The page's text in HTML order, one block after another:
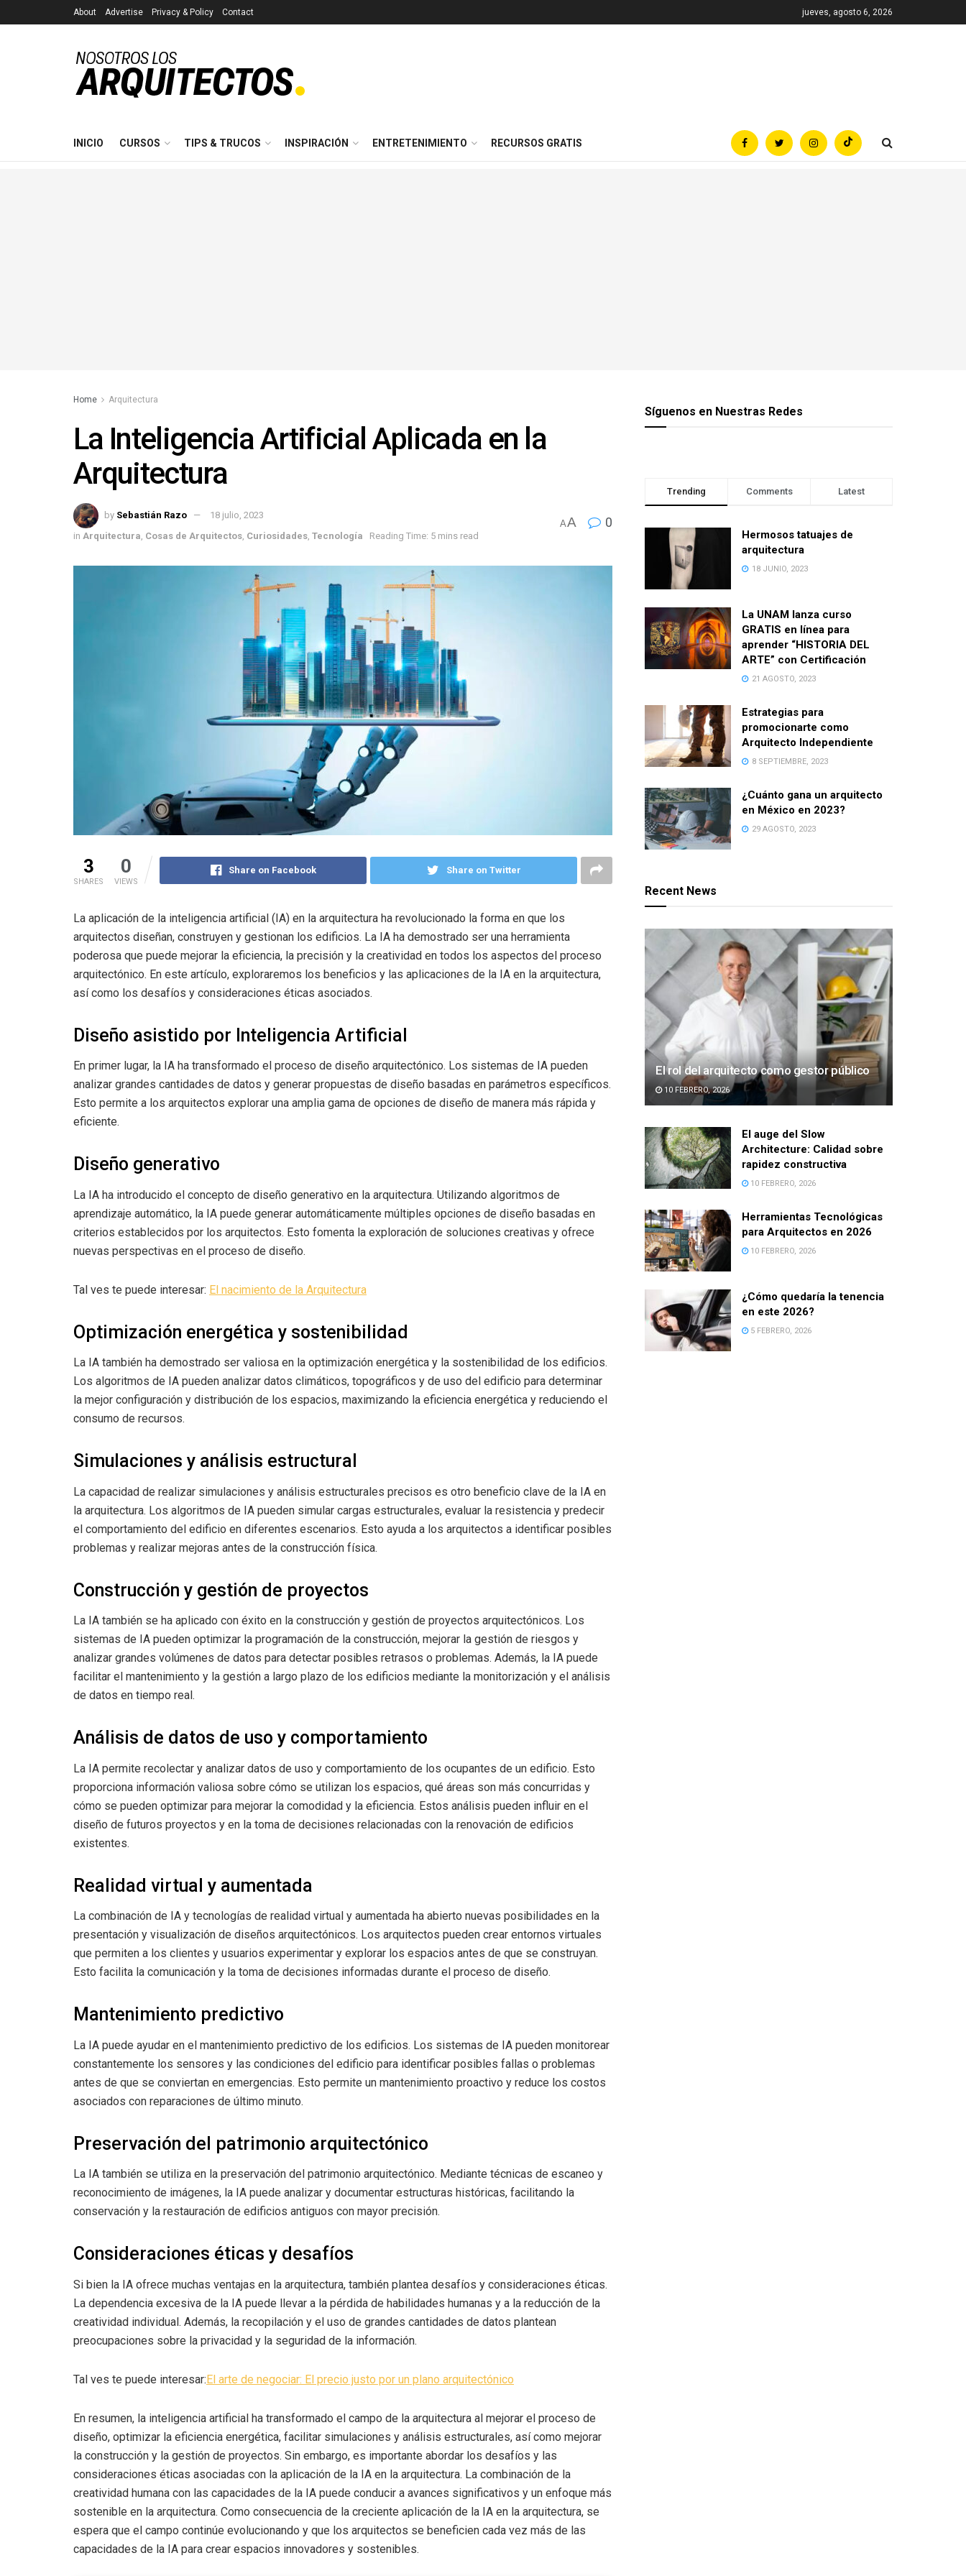
About Advertise Privacy & Policy Contact jueves, agosto 6, 2026
INICIO CURSOS TIPS & TRUCOS INSPIRACIÓN ENTRETENIMIENTO RECURSOS GRATIS
Home Arquitectura
La Inteligencia Artificial Aplicada en la
Arquitectura
by Sebastián Razo
18 julio, 2023
in Arquitectura Cosas de Arquitectos Curiosidades Tecnología Reading Time: 5 mins read
AA 0
3
SHARES
0
VIEWS
Share on Facebook Share on Twitter
La aplicación de la inteligencia artificial (IA) en la arquitectura ha revolucionado la forma en que los
arquitectos diseñan, construyen y gestionan los edificios. La IA ha demostrado ser una herramienta
poderosa que puede mejorar la eficiencia, la precisión y la creatividad en todos los aspectos del proceso
arquitectónico. En este artículo, exploraremos los beneficios y las aplicaciones de la IA en la arquitectura,
así como los desafíos y consideraciones éticas asociados.
Diseño asistido por Inteligencia Artificial
En primer lugar, la IA ha transformado el proceso de diseño arquitectónico. Los sistemas de IA pueden
analizar grandes cantidades de datos y generar propuestas de diseño basadas en parámetros específicos.
Esto permite a los arquitectos explorar una amplia gama de opciones de diseño de manera más rápida y
eficiente.
Diseño generativo
La IA ha introducido el concepto de diseño generativo en la arquitectura. Utilizando algoritmos de
aprendizaje automático, la IA puede generar automáticamente múltiples opciones de diseño basadas en
criterios establecidos por los arquitectos. Esto fomenta la exploración de soluciones creativas y ofrece
nuevas perspectivas en el proceso de diseño.
Tal ves te puede interesar: El nacimiento de la Arquitectura
Optimización energética y sostenibilidad
La IA también ha demostrado ser valiosa en la optimización energética y la sostenibilidad de los edificios.
Los algoritmos de IA pueden analizar datos climáticos, topográficos y de uso del edificio para determinar
la mejor configuración y distribución de los espacios, maximizando la eficiencia energética y reduciendo el
consumo de recursos.
Simulaciones y análisis estructural
La capacidad de realizar simulaciones y análisis estructurales precisos es otro beneficio clave de la IA en
la arquitectura. Los algoritmos de IA pueden simular cargas estructurales, evaluar la resistencia y predecir
el comportamiento del edificio en diferentes escenarios. Esto ayuda a los arquitectos a identificar posibles
problemas y realizar mejoras antes de la construcción física.
Construcción y gestión de proyectos
La IA también se ha aplicado con éxito en la construcción y gestión de proyectos arquitectónicos. Los
sistemas de IA pueden optimizar la programación de la construcción, mejorar la gestión de riesgos y
analizar grandes volúmenes de datos para detectar posibles retrasos o problemas. Además, la IA puede
facilitar el mantenimiento y la gestión a largo plazo de los edificios mediante la monitorización y el análisis
de datos en tiempo real.
Análisis de datos de uso y comportamiento
La IA permite recolectar y analizar datos de uso y comportamiento de los ocupantes de un edificio. Esto
proporciona información valiosa sobre cómo se utilizan los espacios, qué áreas son más concurridas y
cómo se pueden optimizar para mejorar la comodidad y la eficiencia. Estos análisis pueden influir en el
diseño de futuros proyectos y en la toma de decisiones relacionadas con la renovación de edificios
existentes.
Realidad virtual y aumentada
La combinación de IA y tecnologías de realidad virtual y aumentada ha abierto nuevas posibilidades en la
presentación y visualización de diseños arquitectónicos. Los arquitectos pueden crear entornos virtuales
que permiten a los clientes y usuarios experimentar y explorar los espacios antes de que se construyan.
Esto facilita la comunicación y la toma de decisiones informadas durante el proceso de diseño.
Mantenimiento predictivo
La IA puede ayudar en el mantenimiento predictivo de los edificios. Los sistemas de IA pueden monitorear
constantemente los sensores y las condiciones del edificio para identificar posibles fallas o problemas
antes de que se conviertan en emergencias. Esto permite un mantenimiento proactivo y reduce los costos
asociados con reparaciones de último minuto.
Preservación del patrimonio arquitectónico
La IA también se utiliza en la preservación del patrimonio arquitectónico. Mediante técnicas de escaneo y
reconocimiento de imágenes, la IA puede analizar y documentar estructuras históricas, facilitando la
conservación y la restauración de edificios antiguos con mayor precisión.
Consideraciones éticas y desafíos
Si bien la IA ofrece muchas ventajas en la arquitectura, también plantea desafíos y consideraciones éticas.
La dependencia excesiva de la IA puede llevar a la pérdida de habilidades humanas y a la reducción de la
creatividad individual. Además, la recopilación y el uso de grandes cantidades de datos plantean
preocupaciones sobre la privacidad y la seguridad de la información.
Tal ves te puede interesar:El arte de negociar: El precio justo por un plano arquitectónico
En resumen, la inteligencia artificial ha transformado el campo de la arquitectura al mejorar el proceso de
diseño, optimizar la eficiencia energética, facilitar simulaciones y análisis estructurales, así como mejorar
la construcción y la gestión de proyectos. Sin embargo, es importante abordar los desafíos y las
consideraciones éticas asociadas con la aplicación de la IA en la arquitectura. La combinación de la
creatividad humana con las capacidades de la IA puede conducir a avances significativos y un enfoque más
sostenible en la arquitectura. Como consecuencia de la creciente aplicación de la IA en la arquitectura, se
espera que el campo continúe evolucionando y que los arquitectos se beneficien cada vez más de las
capacidades de la IA para crear espacios innovadores y sostenibles.
Síguenos en Nuestras Redes
Trending Comments Latest
Hermosos tatuajes de
arquitectura
18 JUNIO, 2023
La UNAM lanza curso
GRATIS en línea para
aprender “HISTORIA DEL
ARTE” con Certificación
21 AGOSTO, 2023
Estrategias para
promocionarte como
Arquitecto Independiente
8 SEPTIEMBRE, 2023
¿Cuánto gana un arquitecto
en México en 2023?
29 AGOSTO, 2023
Recent News
El rol del arquitecto como gestor público
10 FEBRERO, 2026
El auge del Slow
Architecture: Calidad sobre
rapidez constructiva
10 FEBRERO, 2026
Herramientas Tecnológicas
para Arquitectos en 2026
10 FEBRERO, 2026
¿Cómo quedaría la tenencia
en este 2026?
5 FEBRERO, 2026